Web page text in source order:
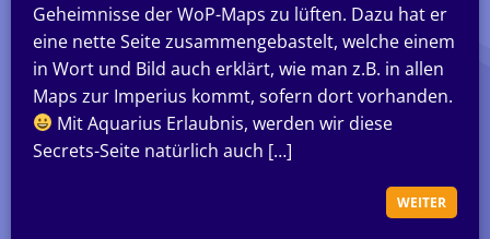
Geheimnisse der WoP-Maps zu lüften. Dazu hat er
eine nette Seite zusammengebastelt, welche einem
in Wort und Bild auch erklärt, wie man z.B. in allen
Maps zur Imperius kommt, sofern dort vorhanden.
Mit Aquarius Erlaubnis, werden wir diese
Secrets-Seite natürlich auch […]
WEITER